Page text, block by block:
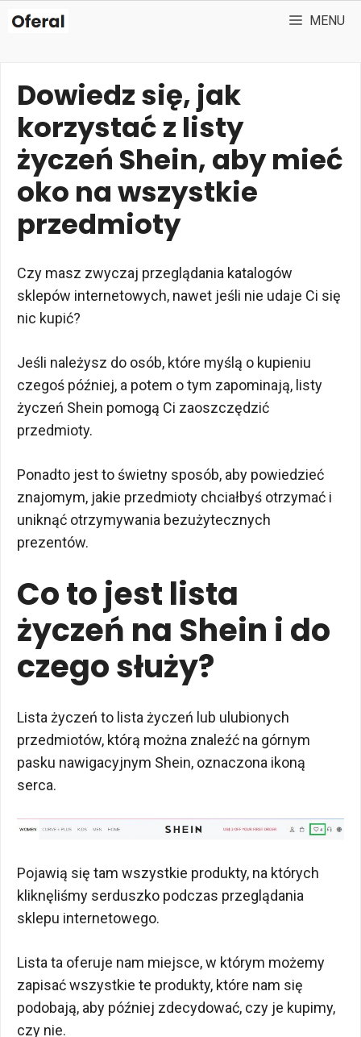
Przejdź
do
MENU
Dowiedz się, jak
korzystać z listy
życzeń Shein, aby mieć
oko na wszystkie
przedmioty
Czy masz zwyczaj przeglądania katalogów
sklepów internetowych, nawet jeśli nie udaje Ci się
nic kupić?
Jeśli należysz do osób, które myślą o kupieniu
czegoś później, a potem o tym zapominają, listy
życzeń Shein pomogą Ci zaoszczędzić
przedmioty.
Ponadto jest to świetny sposób, aby powiedzieć
znajomym, jakie przedmioty chciałbyś otrzymać i
uniknąć otrzymywania bezużytecznych
prezentów.
Co to jest lista
życzeń na Shein i do
czego służy?
Lista życzeń to lista życzeń lub ulubionych
przedmiotów, którą można znaleźć na górnym
pasku nawigacyjnym Shein, oznaczona ikoną
serca.
Pojawią się tam wszystkie produkty, na których
kliknęliśmy serduszko podczas przeglądania
sklepu internetowego.
Lista ta oferuje nam miejsce, w którym możemy
zapisać wszystkie te produkty, które nam się
podobają, aby później zdecydować, czy je kupimy,
czy nie.